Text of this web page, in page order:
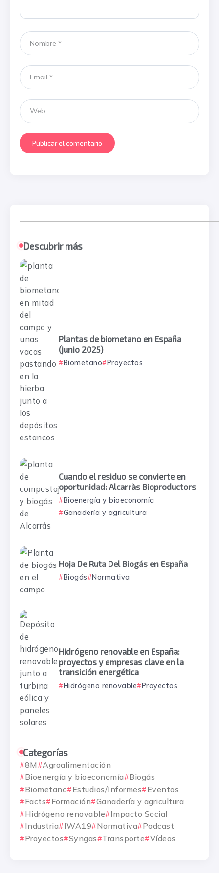
Descubrir más
Plantas de biometano en España
(junio 2025)
Biometano Proyectos
Cuando el residuo se convierte en
oportunidad: Alcarràs Bioproductors
Bioenergía y bioeconomía
Ganadería y agricultura
Hoja De Ruta Del Biogás en España
Biogás Normativa
Hidrógeno renovable en España:
proyectos y empresas clave en la
transición energética
Hidrógeno renovable Proyectos
Categorías
8M
Agroalimentación
Bioenergía y bioeconomía Biogás
Biometano
Estudios/Informes
Eventos
Facts
Formación Ganadería y agricultura
Hidrógeno renovable
Impacto Social
Industria IWA19 Normativa Podcast
Proyectos Syngas Transporte Vídeos